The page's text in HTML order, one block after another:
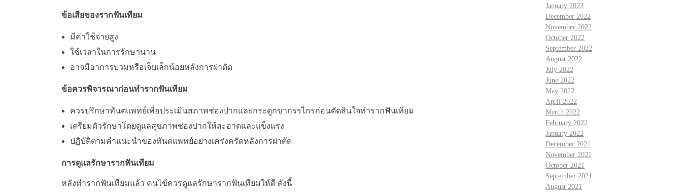
ข้อเสียของรากฟันเทียม
มีค่าใช้จ่ายสูง
ใช้เวลาในการรักษานาน
อาจมีอาการบวมหรือเจ็บเล็กน้อยหลังการผ่าตัด
ข้อควรพิจารณาก่อนทำรากฟันเทียม
ควรปรึกษาทันตแพทย์เพื่อประเมินสภาพช่องปากและกระดูกขากรรไกรก่อนตัดสินใจทำรากฟันเทียม
เตรียมตัวรักษาโดยดูแลสุขภาพช่องปากให้สะอาดและแข็งแรง
ปฏิบัติตามคำแนะนำของทันตแพทย์อย่างเคร่งครัดหลังการผ่าตัด
การดูแลรักษารากฟันเทียม
หลังทำรากฟันเทียมแล้ว คนไข้ควรดูแลรักษารากฟันเทียมให้ดี ดังนี้
January 2023
December 2022
November 2022
October 2022
September 2022
August 2022
July 2022
June 2022
May 2022
April 2022
March 2022
February 2022
January 2022
December 2021
November 2021
October 2021
September 2021
August 2021